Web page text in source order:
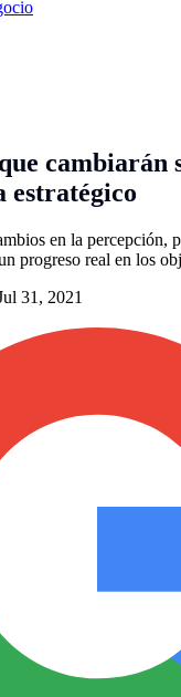
cambiarán
estratégico
en la percepción,
progreso real en los
31, 2021